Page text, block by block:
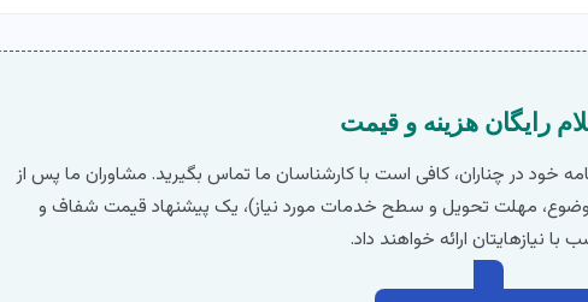
رایگان هزینه و قیمت
نامه خود در چناران، کافی است با کارشناسان ما تماس بگیرید. مشاوران ما پس از
مهلت تحویل و سطح خدمات مورد نیاز)، یک پیشنهاد قیمت شفاف و
با نیازهایتان ارائه خواهند داد.